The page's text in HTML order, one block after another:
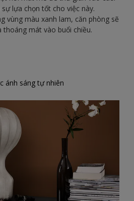
lựa chọn tốt cho việc này.
vùng màu xanh lam, căn phòng sẽ
thoáng mát vào buổi chiều.
ánh sáng tự nhiên